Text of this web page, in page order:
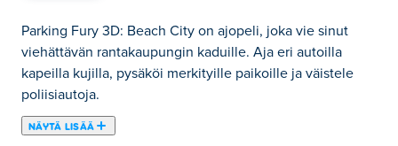
Parking Fury 3D: Beach City on ajopeli, joka vie sinut
viehättävän rantakaupungin kaduille. Aja eri autoilla
kapeilla kujilla, pysäköi merkityille paikoille ja väistele
poliisiautoja.
NÄYTÄ LISÄÄ